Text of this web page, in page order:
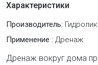
Характеристики
Производитель:
Применение : Дренаж
Дренаж вокруг дома